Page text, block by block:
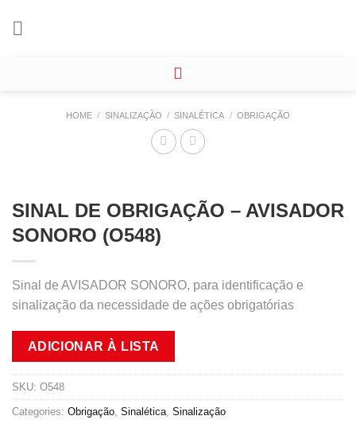
HOME / SINALIZAÇÃO / SINALÉTICA / OBRIGAÇÃO
SINAL DE OBRIGAÇÃO – AVISADOR
SONORO (O548)
Sinal de AVISADOR SONORO, para identificação e
sinalização da necessidade de ações obrigatórias
ADICIONAR À LISTA
SKU: O548
Categories: Obrigação Sinalética Sinalização